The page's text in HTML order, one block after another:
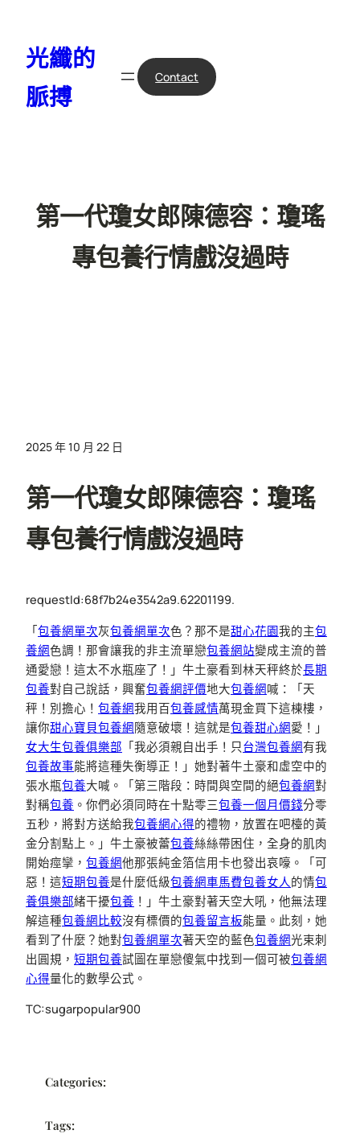
光纖的
脈搏
Contact
第一代瓊女郎陳德容：瓊瑤
專包養行情戲沒過時
2025 年 10 月 22 日
第一代瓊女郎陳德容：瓊瑤
專包養行情戲沒過時
requestId:68f7b24e3542a9.62201199.
「包養網單次灰包養網單次色？那不是甜心花園我的主包
養網色調！那會讓我的非主流單戀包養網站變成主流的普
通愛戀！這太不水瓶座了！」牛土豪看到林天秤終於長期
包養對自己說話，興奮包養網評價地大包養網喊：「天
秤！別擔心！ 包養網我用百包養感情萬現金買下這棟樓，
讓你甜心寶貝包養網隨意破壞！這就是包養甜心網愛！」
女大生包養俱樂部 「我必須親自出手！只台灣包養網有我
包養故事能將這種失衡導正！」她對著牛土豪和虛空中的
張水瓶包養大喊。「第三階段：時間與空間的絕包養網對
對稱包養 。你們必須同時在十點零三包養一個月價錢分零
五秒，將對方送給我包養網心得的禮物，放置在吧檯的黃
金分割點上。」牛土豪被蕾包養絲絲帶困住，全身的肌肉
開始痙攣， 包養網他那張純金箔信用卡也發出哀嚎。「可
惡！這短期包養是什麼低級包養網車馬費包養女人 的情包
養俱樂部緒干擾包養 ！」牛土豪對著天空大吼，他無法理
解這種包養網比較沒有標價的包養留言板能量。此刻，她
看到了什麼？她對包養網單次著天空的藍色包養網光束刺
出圓規， 短期包養試圖在單戀傻氣中找到一個可被包養網
心得量化的數學公式。
TC:sugarpopular900
Categories:
Tags: